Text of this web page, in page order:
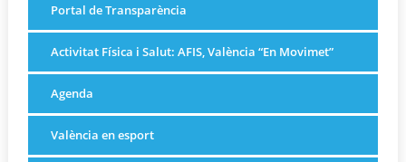
Portal de Transparència
Activitat Física i Salut: AFIS, València “En Movimet”
Agenda
València en esport